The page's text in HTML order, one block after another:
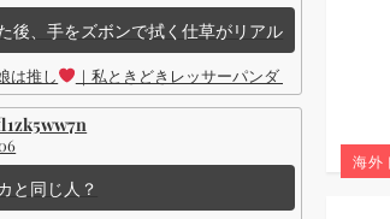
海外
後、手をズボンで拭く仕草がリアル
は推し ｜私ときどきレッサーパンダ ｜Disney (ディ
と同じ人？